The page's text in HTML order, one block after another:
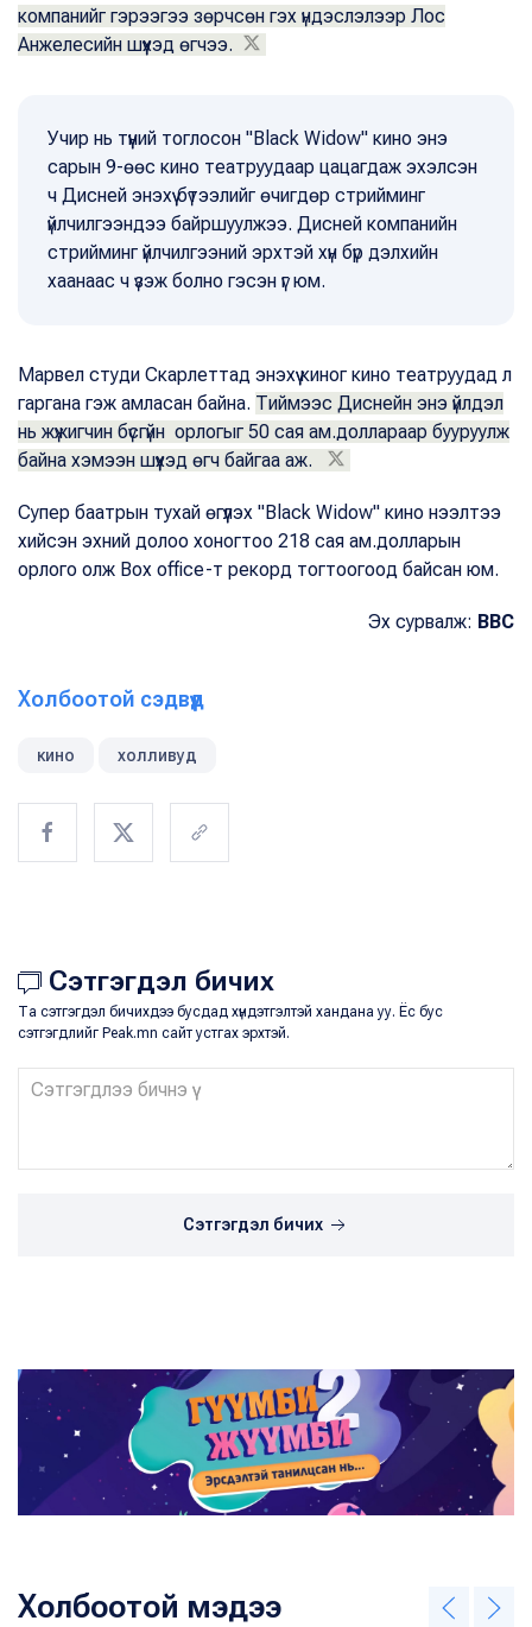
компанийг гэрээгээ зөрчсөн гэх үндэслэлээр Лос
Анжелесийн шүүхэд өгчээ.
Учир нь түүний тоглосон "Black Widow" кино энэ
сарын 9-өөс кино театруудаар цацагдаж эхэлсэн
ч Дисней энэхүү бүтээлийг өчигдөр стрийминг
үйлчилгээндээ байршуулжээ. Дисней компанийн
стрийминг үйлчилгээний эрхтэй хүн бүр дэлхийн
хаанаас ч үзэж болно гэсэн үг юм.
Марвел студи Скарлеттад энэхүү киног кино театруудад л
гаргана гэж амласан байна. Тиймээс Диснейн энэ үйлдэл
нь жүжигчин бүсгүйн орлогыг 50 сая ам.доллараар бууруулж
байна хэмээн шүүхэд өгч байгаа аж.
Супер баатрын тухай өгүүлэх "Black Widow" кино нээлтээ
хийсэн эхний долоо хоногтоо 218 сая ам.долларын
орлого олж Box office-т рекорд тогтоогоод байсан юм.
Эх сурвалж: BBC
Холбоотой сэдвүүд
кино холливуд
Сэтгэгдэл бичих
Та сэтгэгдэл бичихдээ бусдад хүндэтгэлтэй хандана уу. Ёс бус
сэтгэгдлийг Peak.mn сайт устгах эрхтэй.
Сэтгэгдэл бичих
Холбоотой мэдээ